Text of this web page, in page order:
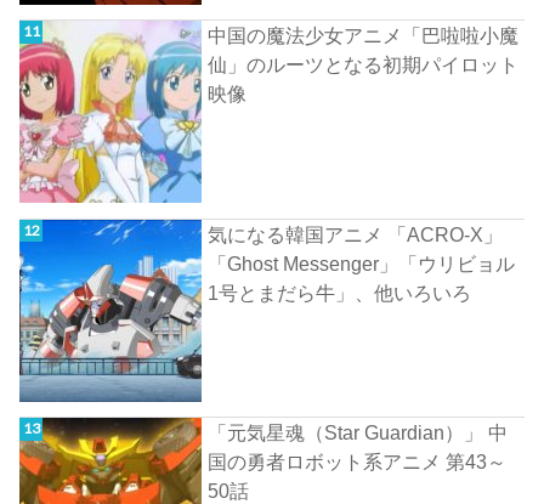
中国の魔法少女アニメ「巴啦啦小魔
仙」のルーツとなる初期パイロット
映像
気になる韓国アニメ 「ACRO-X」
「Ghost Messenger」「ウリビョル
1号とまだら牛」、他いろいろ
「元気星魂（Star Guardian）」 中
国の勇者ロボット系アニメ 第43～
50話